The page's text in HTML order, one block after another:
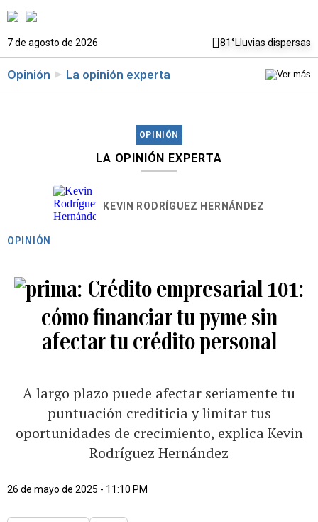
7 de agosto de 2026 81°Lluvias dispersas
Opinión La opinión experta
OPINIÓN
LA OPINIÓN EXPERTA
KEVIN RODRÍGUEZ HERNÁNDEZ
OPINIÓN
Crédito empresarial 101:
cómo financiar tu pyme sin
afectar tu crédito personal
A largo plazo puede afectar seriamente tu
puntuación crediticia y limitar tus
oportunidades de crecimiento, explica Kevin
Rodríguez Hernández
26 de mayo de 2025 - 11:10 PM